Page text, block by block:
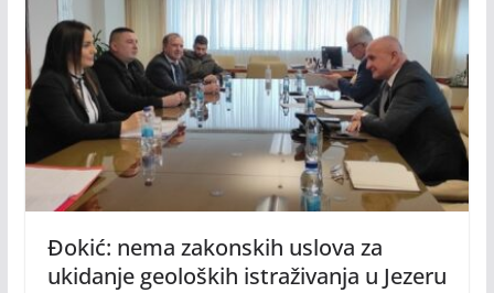
Đokić: nema zakonskih uslova za
ukidanje geoloških istraživanja u Jezeru